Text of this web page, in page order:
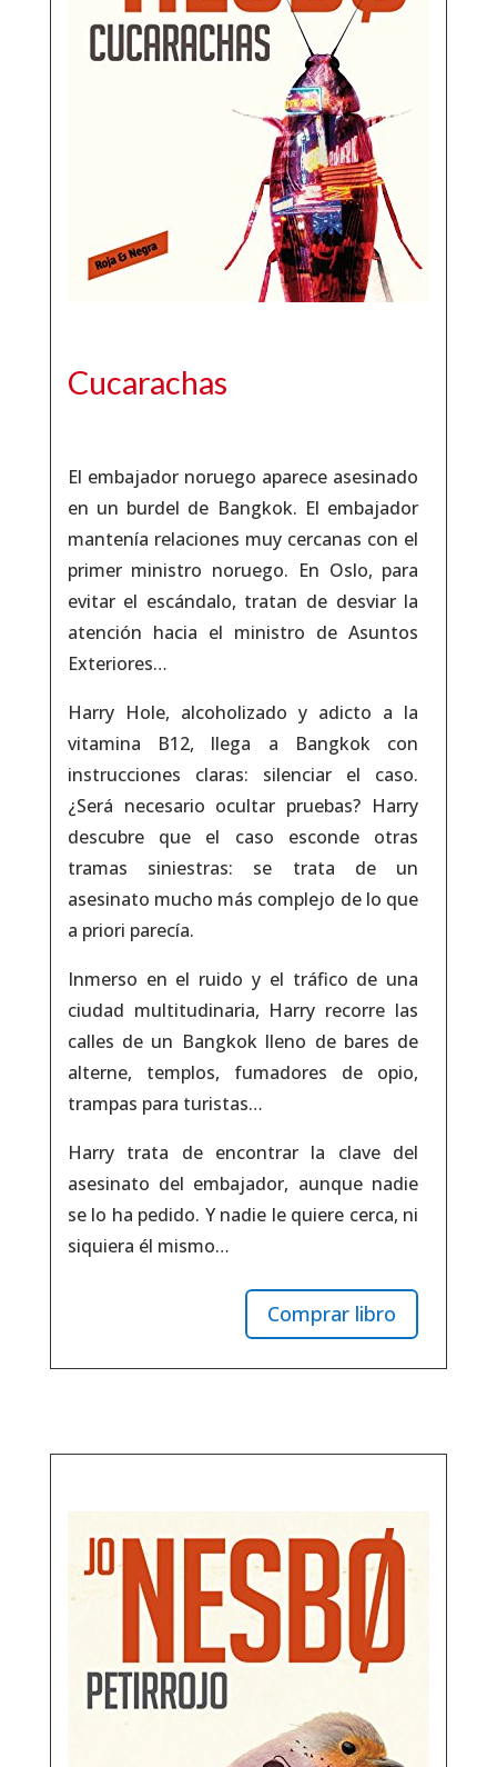
Cucarachas
El embajador noruego aparece asesinado
en un burdel de Bangkok. El embajador
mantenía relaciones muy cercanas con el
primer ministro noruego. En Oslo, para
evitar el escándalo, tratan de desviar la
atención hacia el ministro de Asuntos
Exteriores…
Harry Hole, alcoholizado y adicto a la
vitamina B12, llega a Bangkok con
instrucciones claras: silenciar el caso.
¿Será necesario ocultar pruebas? Harry
descubre que el caso esconde otras
tramas siniestras: se trata de un
asesinato mucho más complejo de lo que
a priori parecía.
Inmerso en el ruido y el tráfico de una
ciudad multitudinaria, Harry recorre las
calles de un Bangkok lleno de bares de
alterne, templos, fumadores de opio,
trampas para turistas…
Harry trata de encontrar la clave del
asesinato del embajador, aunque nadie
se lo ha pedido. Y nadie le quiere cerca, ni
siquiera él mismo…
Comprar libro